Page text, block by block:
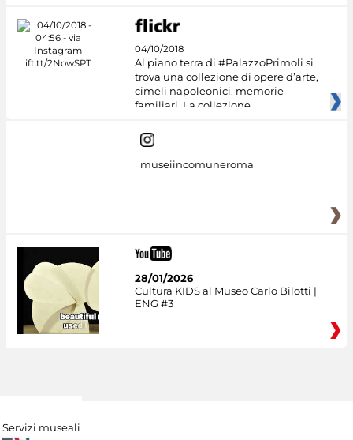
04/10/2018
Al piano terra di #PalazzoPrimoli si
trova una collezione di opere d’arte,
cimeli napoleonici, memorie
familiari. La collezione
museiincomuneroma
28/01/2026
Cultura KIDS al Museo Carlo Bilotti |
ENG #3
Servizi museali